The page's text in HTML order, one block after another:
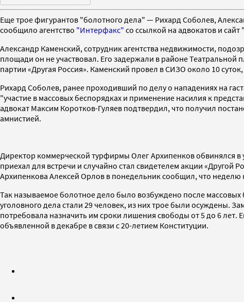
Еще трое фигурантов "болотного дела" — Рихард Соболев,
сообщило агентство "Интерфакс" со ссылкой на адвокатов и сайт
Александр Каменский, сотрудник агентства недвижимости,
площади он не участвовал. Его задержали в районе
партии «Другая Россия». Каменский провел в СИЗО около 10
Рихард Соболев, ранее проходивший по делу о нападениях на
"участие в массовых беспорядках и применение насилия к
адвокат Максим Коротков-Гуляев подтвердил, что получил
амнистией.
Директор коммерческой турфирмы Олег Архипенков обвинялся в
приехал для встречи и случайно стал свидетелем акции «Другой
Архипенкова Алексей Орлов в понедельник сообщил, что неделю
Так называемое болотное дело было возбуждено после
уголовного дела стали 29 человек, из них трое были осуждены.
потребовала назначить им сроки лишения свободы от 5 до 6
объявленной в декабре в связи с 20-летием Конституции.